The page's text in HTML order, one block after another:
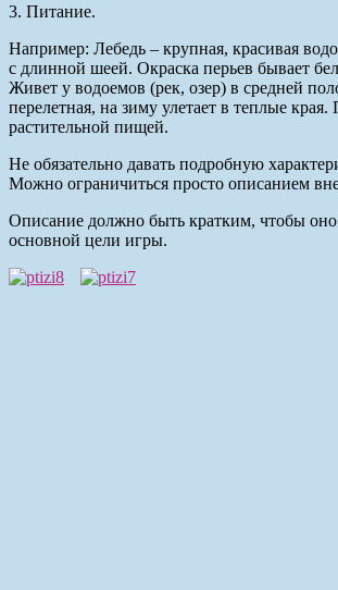
3. Питание.
Например: Лебедь – крупная, красивая
с длинной шеей. Окраска перьев бывает
Живет у водоемов (рек, озер) в средней
перелетная, на зиму улетает в теплые края.
растительной пищей.
Не обязательно давать подробную
Можно ограничиться просто описанием
Описание должно быть кратким, чтобы оно
основной цели игры.